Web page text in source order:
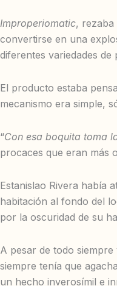
Improperiomatic, rezaba
convertirse en una
diferentes variedades de
El producto estaba
mecanismo era simple,
“Con esa boquita toma
procaces que eran más
Estanislao Rivera había
habitación al fondo del
por la oscuridad de su
A pesar de todo
siempre tenía que
un hecho inverosímil e